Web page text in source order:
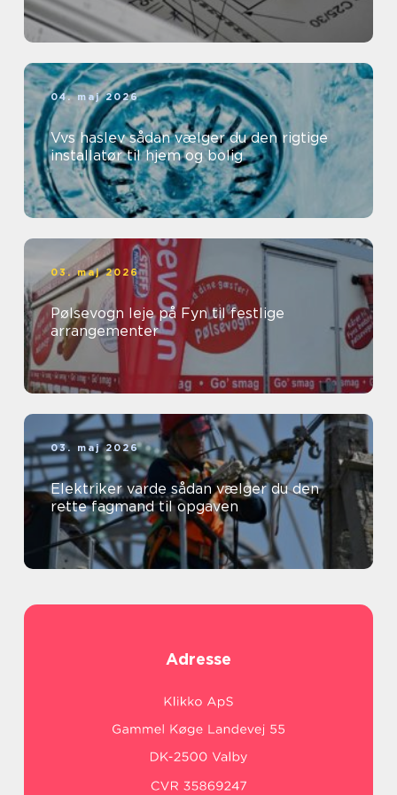
04. maj 2026
Vvs haslev sådan vælger du den rigtige
installatør til hjem og bolig
03. maj 2026
Pølsevogn leje på Fyn til festlige
arrangementer
03. maj 2026
Elektriker varde sådan vælger du den
rette fagmand til opgaven
Adresse